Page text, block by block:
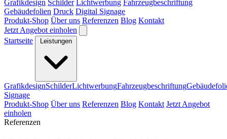
Grafikdesign Schilder Lichtwerbung Fahrzeugbeschriftung
Gebäudefolien Druck Digital Signage
Produkt-Shop Über uns Referenzen Blog Kontakt
Jetzt Angebot einholen
Startseite
GrafikdesignSchilderLichtwerbungFahrzeugbeschriftung
Signage
Produkt-Shop Über uns Referenzen Blog Kontakt Jetzt Angebot
einholen
Referenzen